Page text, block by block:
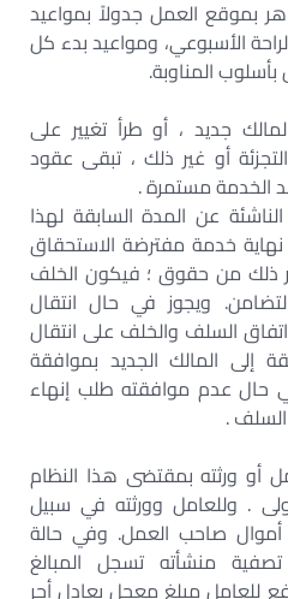
بموقع العمل جدولاً بمواعيد
الأسبوعي، ومواعيد بدء كل
المناوبة.
جديد ، أو طرأ تغيير على
أو غير ذلك ، تبقى عقود
الخدمة مستمرة .
عن المدة السابقة لهذا
نهاية خدمة مفترضة الاستحقاق
غير ذلك من حقوق ؛ فيكون الخلف
ويجوز في حال انتقال
السلف والخلف على انتقال
إلى المالك الجديد بموافقة
حال عدم موافقته طلب إنهاء
.
أو ورثته بمقتضى هذا النظام
. وللعامل وورثته في سبيل
أموال صاحب العمل. وفي حالة
منشأته تسجل المبالغ
للعامل مبلغ معجل يعادل أجر